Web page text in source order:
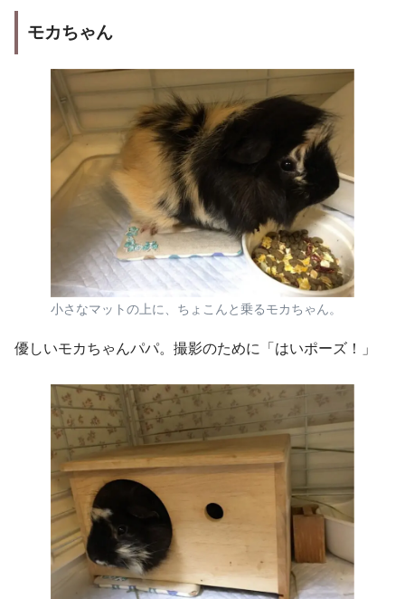
モカちゃん
小さなマットの上に、ちょこんと乗るモカちゃん。
優しいモカちゃんパパ。撮影のために「はいポーズ！」